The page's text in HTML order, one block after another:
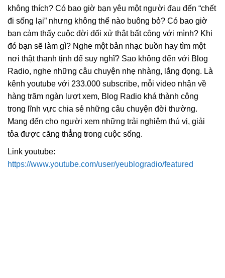
không thích? Có bao giờ bạn yêu một người đau đến “chết
đi sống lại” nhưng không thể nào buông bỏ? Có bao giờ
bạn cảm thấy cuộc đời đối xử thật bất công với mình? Khi
đó bạn sẽ làm gì? Nghe một bản nhạc buồn hay tìm một
nơi thật thanh tịnh để suy nghĩ? Sao không đến với Blog
Radio, nghe những câu chuyện nhẹ nhàng, lắng đọng. Là
kênh youtube với 233.000 subscribe, mỗi video nhận về
hàng trăm ngàn lượt xem, Blog Radio khá thành công
trong lĩnh vực chia sẻ những câu chuyện đời thường.
Mang đến cho người xem những trải nghiệm thú vị, giải
tỏa được căng thẳng trong cuộc sống.
Link youtube:
https://www.youtube.com/user/yeublogradio/featured